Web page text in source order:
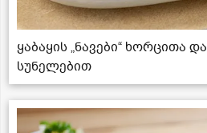
ყაბაყის „ნავები“ ხორცითა
სუნელებით